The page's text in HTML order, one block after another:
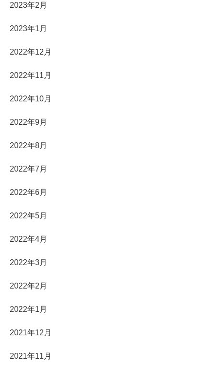
2023年2月
2023年1月
2022年12月
2022年11月
2022年10月
2022年9月
2022年8月
2022年7月
2022年6月
2022年5月
2022年4月
2022年3月
2022年2月
2022年1月
2021年12月
2021年11月